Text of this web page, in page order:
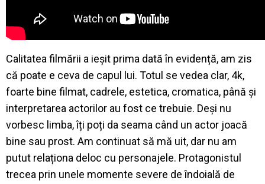
Calitatea filmării a ieșit prima dată în evidență, am zis
că poate e ceva de capul lui. Totul se vedea clar, 4k,
foarte bine filmat, cadrele, estetica, cromatica, până și
interpretarea actorilor au fost ce trebuie. Deși nu
vorbesc limba, îți poți da seama când un actor joacă
bine sau prost. Am continuat să mă uit, dar nu am
putut relaționa deloc cu personajele. Protagonistul
trecea prin unele momente severe de îndoială de